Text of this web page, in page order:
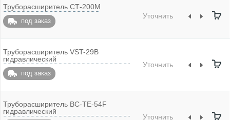
Труборасширитель СТ-200М
под заказ
Уточнить
Труборасширитель VST-29B
гидравлический
под заказ
Уточнить
Труборасширитель BC-TE-54F
гидравлический
Уточнить